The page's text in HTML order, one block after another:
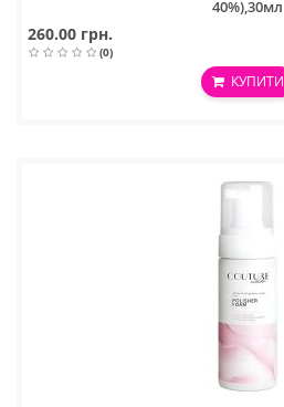
40%),30мл
260.00 грн.
(0)
КУПИТИ